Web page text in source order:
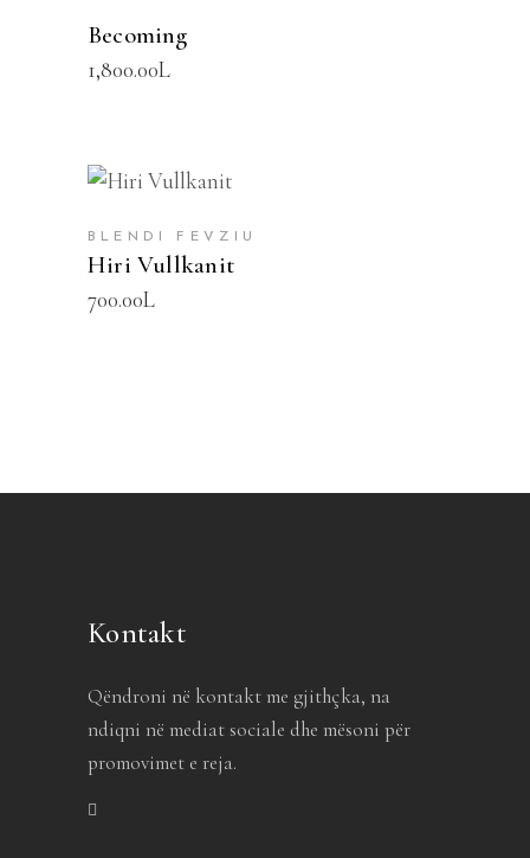
Becoming
1,800.00L
BLENDI FEVZIU
Hiri Vullkanit
700.00L
Kontakt
Qëndroni në kontakt me gjithçka, na
ndiqni në mediat sociale dhe mësoni për
promovimet e reja.